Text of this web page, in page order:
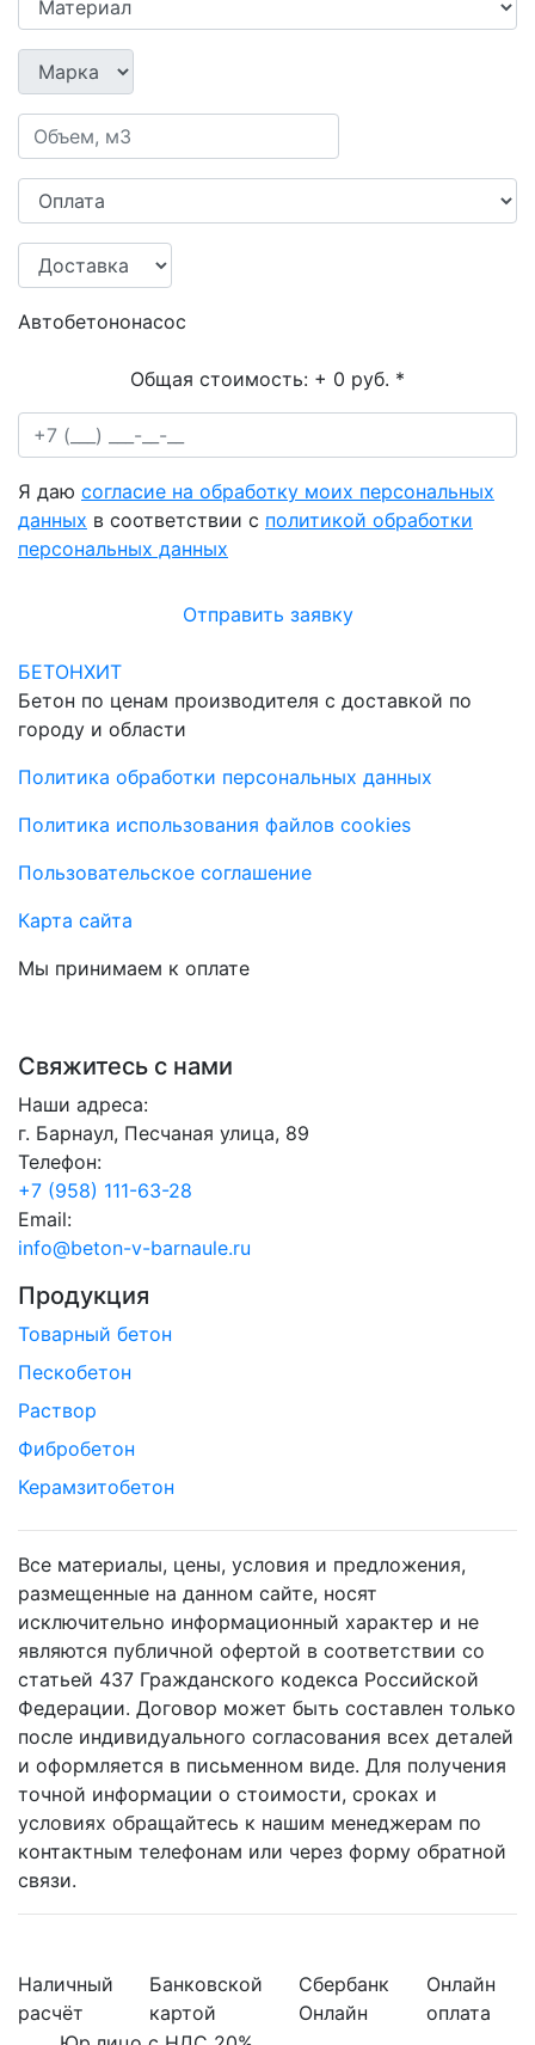
Автобетононасос
Общая стоимость: + 0 руб. *
Я даю согласие на обработку моих персональных
данных в соответствии с политикой обработки
персональных данных
Отправить заявку
БЕТОНХИТ
Бетон по ценам производителя с доставкой по
городу и области
Политика обработки персональных данных
Политика использования файлов cookies
Пользовательское соглашение
Карта сайта
Мы принимаем к оплате
Свяжитесь с нами
Наши адреса:
г. Барнаул, Песчаная улица, 89
Телефон:
+7 (958) 111-63-28
Email:
info@beton-v-barnaule.ru
Продукция
Товарный бетон
Пескобетон
Раствор
Фибробетон
Керамзитобетон
Все материалы, цены, условия и предложения,
размещенные на данном сайте, носят
исключительно информационный характер и не
являются публичной офертой в соответствии со
статьей 437 Гражданского кодекса Российской
Федерации. Договор может быть составлен только
после индивидуального согласования всех деталей
и оформляется в письменном виде. Для получения
точной информации о стоимости, сроках и
условиях обращайтесь к нашим менеджерам по
контактным телефонам или через форму обратной
связи.
Наличный
расчёт
Банковской
картой
Сбербанк
Онлайн
Онлайн
оплата